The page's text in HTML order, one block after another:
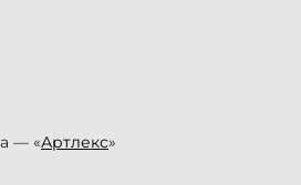
— «Артлекс»